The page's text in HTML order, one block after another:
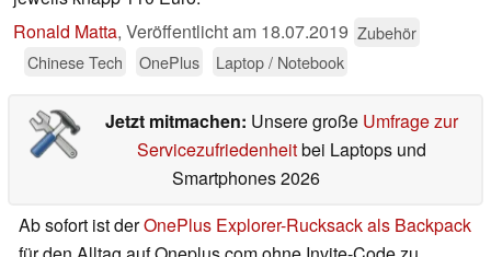
Ronald Matta, Veröffentlicht am 18.07.2019 Zubehör
Chinese Tech
OnePlus Laptop / Notebook
Jetzt mitmachen: Unsere große Umfrage zur
Servicezufriedenheitbei Laptops und
Smartphones 2026
Ab sofort ist derOnePlus Explorer-Rucksack als Backpack